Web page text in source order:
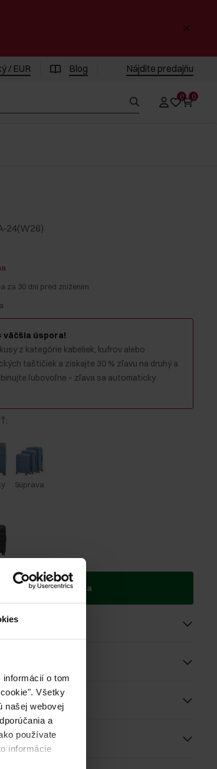
o tom
Všetky
našej webovej
a
používate
informácie
/ EUR Blog Nájdite predajňu
0 0
24(W26)
za 30 dní pred znížením
väčšia úspora!
z kategórie kabeliek, kufrov alebo
taštičiek a získajte 30 % zľavu na druhý a
ľubovoľne – zľava sa automaticky
:
Súprava
Pridať do košíka